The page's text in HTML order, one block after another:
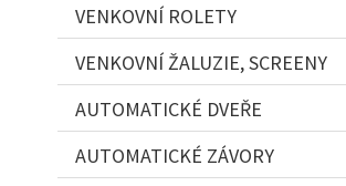
VENKOVNÍ ROLETY
VENKOVNÍ ŽALUZIE, SCREENY
AUTOMATICKÉ DVEŘE
AUTOMATICKÉ ZÁVORY